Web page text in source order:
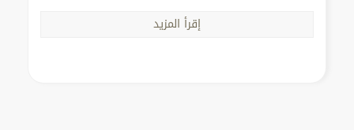
إقرأ المزيد